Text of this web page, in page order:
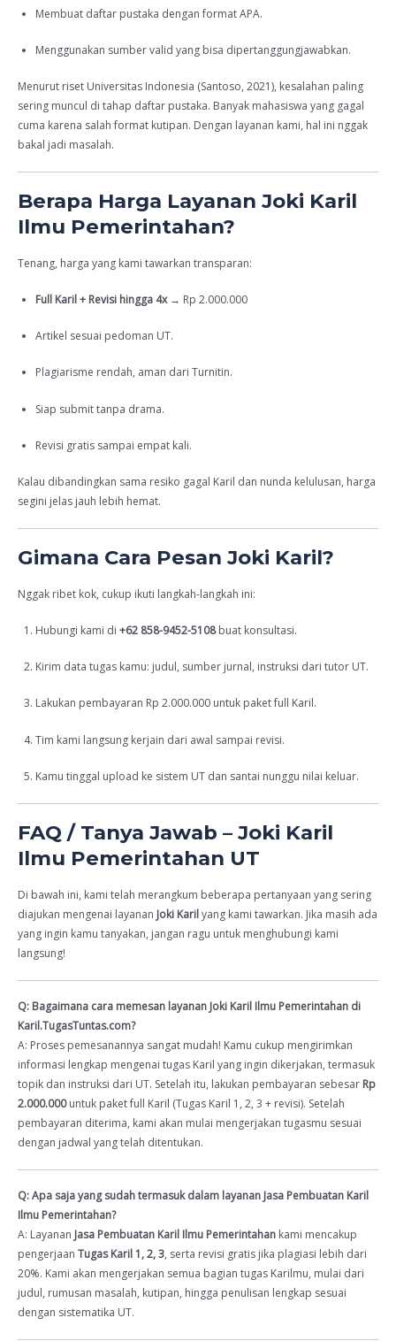
Membuat daftar pustaka dengan format APA.
Menggunakan sumber valid yang bisa dipertanggungjawabkan.
Menurut riset Universitas Indonesia (Santoso, 2021), kesalahan paling
sering muncul di tahap daftar pustaka. Banyak mahasiswa yang gagal
cuma karena salah format kutipan. Dengan layanan kami, hal ini nggak
bakal jadi masalah.
Berapa Harga Layanan Joki Karil
Ilmu Pemerintahan?
Tenang, harga yang kami tawarkan transparan:
Full Karil + Revisi hingga 4x→ Rp 2.000.000
Artikel sesuai pedoman UT.
Plagiarisme rendah, aman dari Turnitin.
Siap submit tanpa drama.
Revisi gratis sampai empat kali.
Kalau dibandingkan sama resiko gagal Karil dan nunda kelulusan, harga
segini jelas jauh lebih hemat.
Gimana Cara Pesan Joki Karil?
Nggak ribet kok, cukup ikuti langkah-langkah ini:
Hubungi kami di +62 858-9452-5108buat konsultasi.
Kirim data tugas kamu: judul, sumber jurnal, instruksi dari tutor UT.
Lakukan pembayaran Rp 2.000.000 untuk paket full Karil.
Tim kami langsung kerjain dari awal sampai revisi.
Kamu tinggal upload ke sistem UT dan santai nunggu nilai keluar.
FAQ / Tanya Jawab – Joki Karil
Ilmu Pemerintahan UT
Di bawah ini, kami telah merangkum beberapa pertanyaan yang sering
diajukan mengenai layanan Joki Karilyang kami tawarkan. Jika masih ada
yang ingin kamu tanyakan, jangan ragu untuk menghubungi kami
langsung!
Q: Bagaimana cara memesan layanan Joki Karil Ilmu Pemerintahan di
Karil.TugasTuntas.com?
A: Proses pemesanannya sangat mudah! Kamu cukup mengirimkan
informasi lengkap mengenai tugas Karil yang ingin dikerjakan, termasuk
topik dan instruksi dari UT. Setelah itu, lakukan pembayaran sebesar Rp
2.000.000untuk paket full Karil (Tugas Karil 1, 2, 3 + revisi). Setelah
pembayaran diterima, kami akan mulai mengerjakan tugasmu sesuai
dengan jadwal yang telah ditentukan.
Q: Apa saja yang sudah termasuk dalam layanan Jasa Pembuatan Karil
Ilmu Pemerintahan?
A: Layanan Jasa Pembuatan Karil Ilmu Pemerintahan kami mencakup
pengerjaan Tugas Karil 1, 2, 3, serta revisi gratis jika plagiasi lebih dari
20%. Kami akan mengerjakan semua bagian tugas Karilmu, mulai dari
judul, rumusan masalah, kutipan, hingga penulisan lengkap sesuai
dengan sistematika UT.